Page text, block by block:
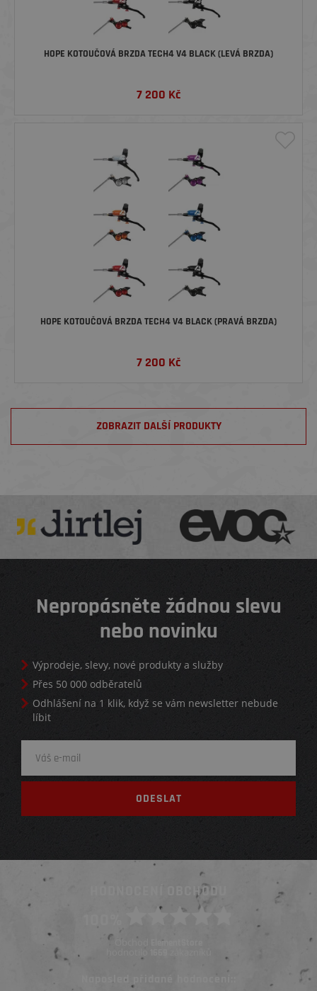
HOPE KOTOUČOVÁ BRZDA TECH4 V4 BLACK (LEVÁ BRZDA)
7 200 Kč
HOPE KOTOUČOVÁ BRZDA TECH4 V4 BLACK (PRAVÁ BRZDA)
7 200 Kč
ZOBRAZIT DALŠÍ PRODUKTY
Nepropásněte žádnou slevu
nebo novinku
Výprodeje, slevy, nové produkty a služby
Přes 50 000 odběratelů
Odhlášení na 1 klik, když se vám newsletter nebude
líbit
HODNOCENÍ OBCHODU
Obchod ElementStore
hodnotilo
Naposled přidané hodnocení::